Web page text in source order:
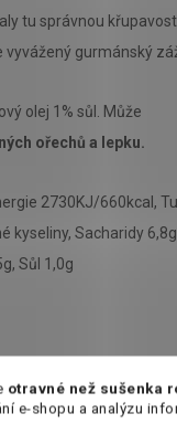
otravné než sušenka
e-shopu a analýzu
tu správnou
gurmánský
olej 1% sůl. Může
ořechů a lepku.
2730KJ/660kcal,
kyseliny, Sacharidy
Sůl 1,0g
míste, chraŇte